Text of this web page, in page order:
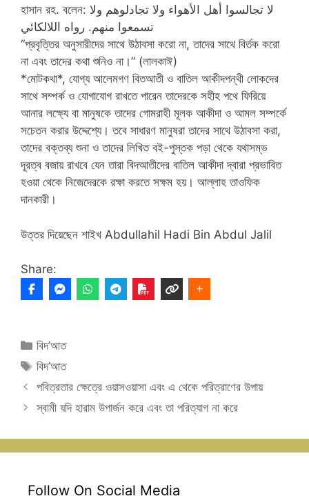
হাসান রহ. বলেন: لا تجالسوا أهل الأهواء ولا تجادلوهم ولا
تسمعوا منهم. رواه اللالكائي
“প্রবৃত্তির অনুসারীদের সাথে উঠাবসা করো না, তাদের সাথে বির্তক করো
না এবং তাদের কথা শুনিও না।” (লালকাঈ)
*মোটকথা*, যোগ্য আলেমগণ বিতআতী ও বাতিল আকীদপন্থী লোকদের
সাথে সম্পর্ক ও যোগাযোগ রাখতে পারেন তাদেরকে সহীহ পথে ফিরিয়ে
আনার লক্ষ্যে বা মানুষকে তাদের গোমরাহী মূলক আকীদা ও আমল সম্পর্কে
সচেতন করার উদ্দেশ্যে। তবে সাধারণ মানুষরা তাদের সাথে উঠাবসা করা,
তাদের বক্তব্য শুনা ও তাদের লিখিত বই-পুস্তক পড়া থেকে যথাসম্ভ
দূরত্ব বজায় রাখবে যেন তারা বিদআতীদের বাতিল আকীদা দ্বারা প্রভাবিত
হওয়া থেকে নিজেদেরকে রক্ষা করতে সক্ষম হয়। আল্লাহ তাওফিক
দানকারী।
উত্তর দিয়েছেন শাইখ Abdullahil Hadi Bin Abdul Jalil
Share:
Categories
বিদ’আত
Tags
বিদ’আত
পবিত্রতার ক্ষেত্রে ওয়াসওয়াসা এবং এ থেকে পরিত্রাণের উপায়
স্বামী যদি হারাম উপার্জন করে এবং তা পরিত্যাগ না করে
Follow On Social Media